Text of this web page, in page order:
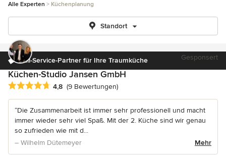
Alle Experten Küchenplanung
Standort
Full-Service-Partner für Ihre Traumküche Gesponsert
Küchen-Studio Jansen GmbH
Durchschnittliche Bewertung: 4.8 von 5 Sternen
4,8 (9 Bewertungen)
“Die Zusammenarbeit ist immer sehr professionell und macht
immer wieder sehr viel Spaß. Mit der 2. Küche sind wir genau
so zufrieden wie mit d...
– Wilhelm Dütemeyer
Mehr